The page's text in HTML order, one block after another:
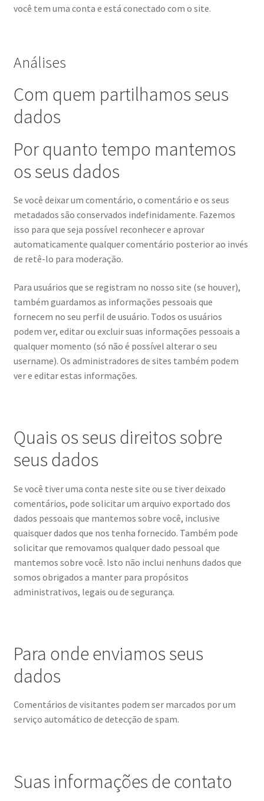
você tem uma conta e está conectado com o site.
Análises
Com quem partilhamos seus
dados
Por quanto tempo mantemos
os seus dados
Se você deixar um comentário, o comentário e os seus
metadados são conservados indefinidamente. Fazemos
isso para que seja possível reconhecer e aprovar
automaticamente qualquer comentário posterior ao invés
de retê-lo para moderação.
Para usuários que se registram no nosso site (se houver),
também guardamos as informações pessoais que
fornecem no seu perfil de usuário. Todos os usuários
podem ver, editar ou excluir suas informações pessoais a
qualquer momento (só não é possível alterar o seu
username). Os administradores de sites também podem
ver e editar estas informações.
Quais os seus direitos sobre
seus dados
Se você tiver uma conta neste site ou se tiver deixado
comentários, pode solicitar um arquivo exportado dos
dados pessoais que mantemos sobre você, inclusive
quaisquer dados que nos tenha fornecido. Também pode
solicitar que removamos qualquer dado pessoal que
mantemos sobre você. Isto não inclui nenhuns dados que
somos obrigados a manter para propósitos
administrativos, legais ou de segurança.
Para onde enviamos seus
dados
Comentários de visitantes podem ser marcados por um
serviço automático de detecção de spam.
Suas informações de contato